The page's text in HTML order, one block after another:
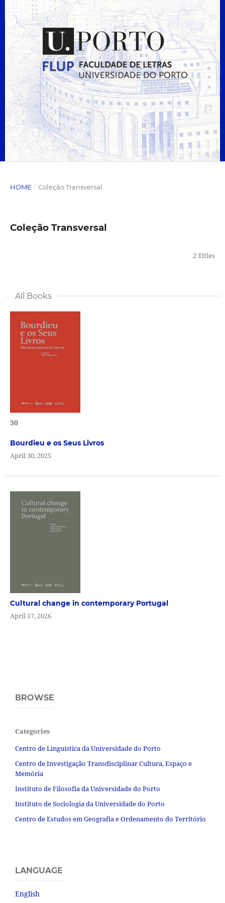
HOME / Coleção Transversal
Coleção Transversal
2 Titles
All Books
30
Bourdieu e os Seus Livros
April 30, 2025
Cultural change in contemporary Portugal
April 17, 2026
BROWSE
Categories
Centro de Linguística da Universidade do Porto
Centro de Investigação Transdisciplinar Cultura, Espaço e
Memória
Instituto de Filosofia da Universidade do Porto
Instituto de Sociologia da Universidade do Porto
Centro de Estudos em Geografia e Ordenamento do Território
LANGUAGE
English